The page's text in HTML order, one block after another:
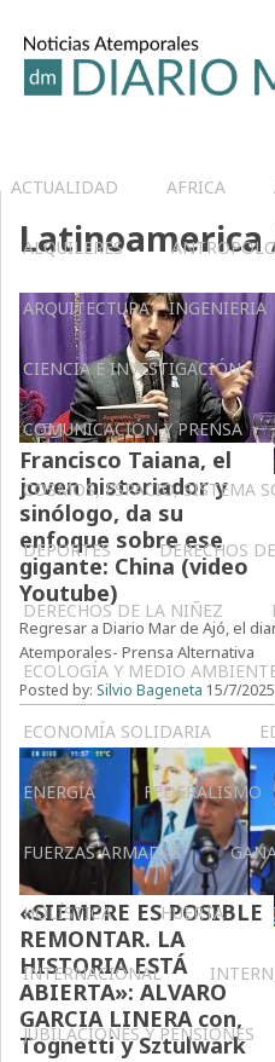
ACTUALIDAD AFRICA
ALQUILERES
ARQUITECTURA – INGENIERIA
CIENCIA E INVESTIGACIÓN
COMUNICACIÓN Y PRENSA
COSMOS, ESPACIO, SISTEMA
DEPORTES DERECHOS
DERECHOS DE LA NIÑEZ
ECOLOGÍA Y MEDIO
ECONOMÍA SOLIDARIA
ENERGÍA FEDERALISMO
FUERZAS ARMADAS
HOLÍSTICA HUERTA
INTERNACIONAL
JUBILACIONES Y PENSIONES
Latinoamerica
Francisco Taiana, el
joven historiador y
sinólogo, da su
enfoque sobre ese
gigante: China (video
Youtube)
Regresar a Diario Mar de Ajó, el
Atemporales- Prensa Alternativa
Posted by: Silvio Bageneta 15/7/2025
«SIEMPRE ES POSIBLE
REMONTAR. LA
HISTORIA ESTÁ
ABIERTA»: ALVARO
GARCIA LINERA con,
Tognetti y Sztulwark